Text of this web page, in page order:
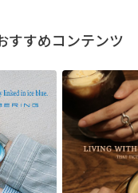
すすめコンテンツ